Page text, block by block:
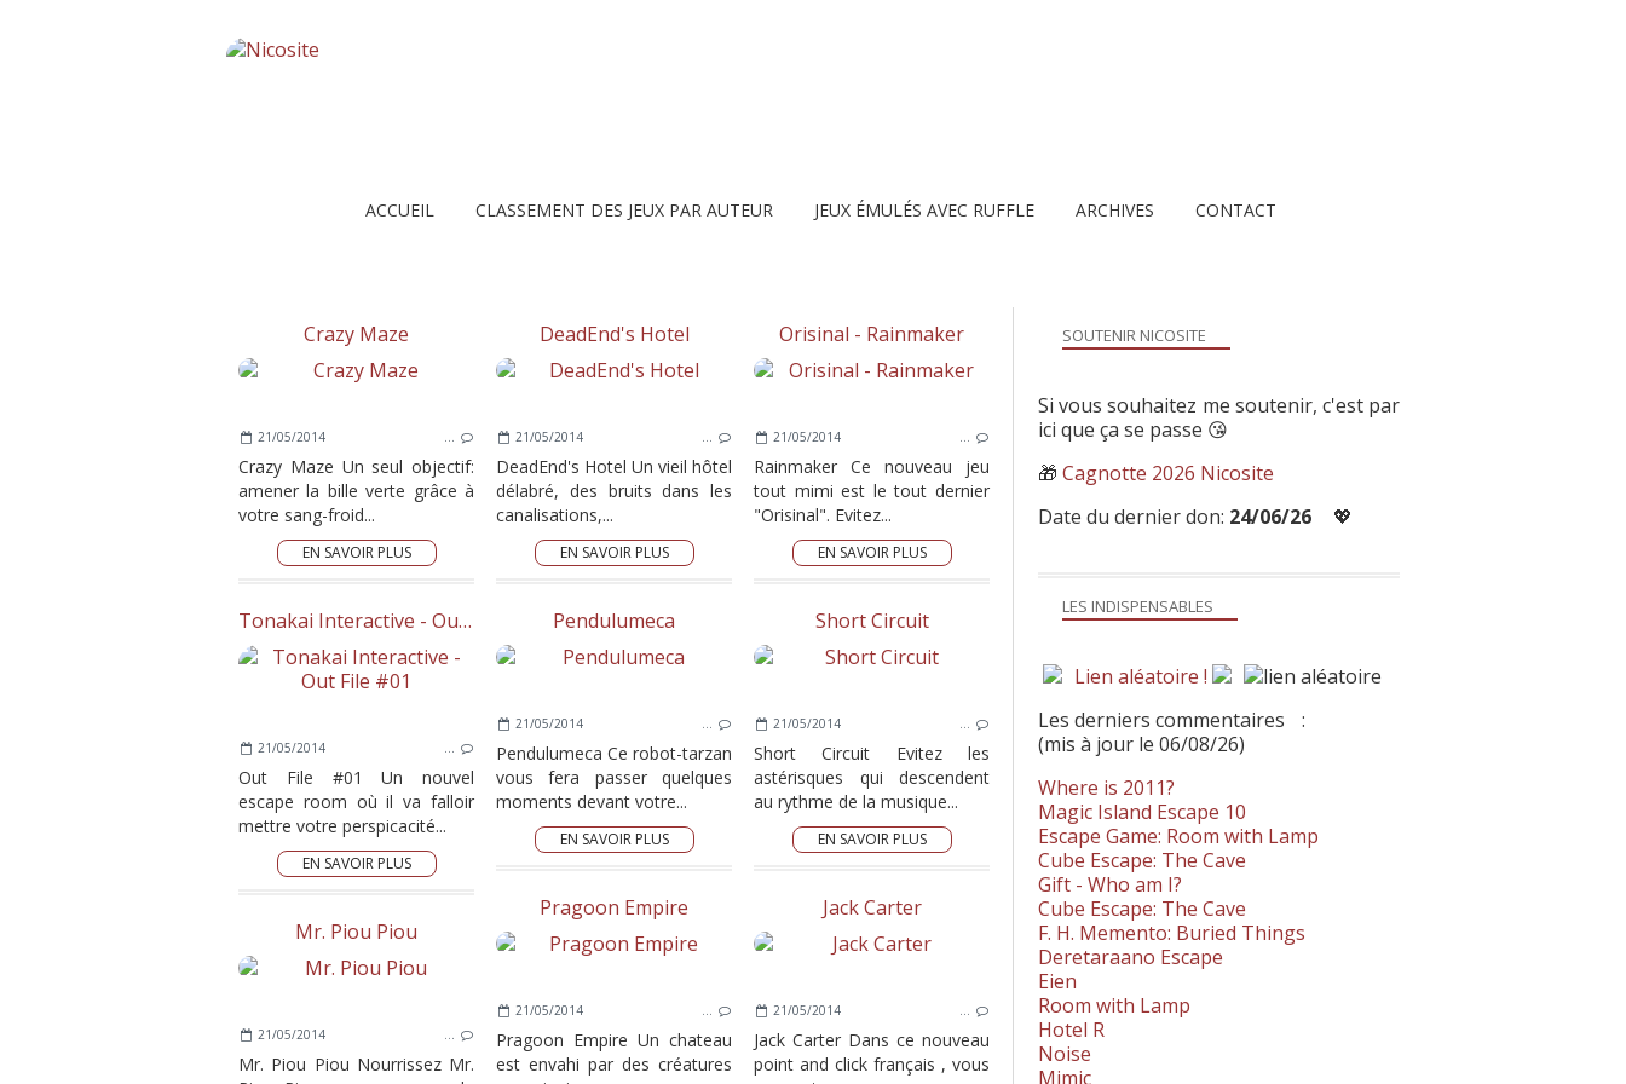
ACCUEIL CLASSEMENT DES JEUX PAR AUTEUR JEUX ÉMULÉS AVEC RUFFLE ARCHIVES CONTACT
Crazy Maze
21/05/2014 …
Crazy Maze Un seul objectif:
amener la bille verte grâce à
votre sang-froid...
EN SAVOIR PLUS
DeadEnd's Hotel
21/05/2014 …
DeadEnd's Hotel Un vieil hôtel
délabré, des bruits dans les
canalisations,...
EN SAVOIR PLUS
Orisinal - Rainmaker
21/05/2014 …
Rainmaker Ce nouveau jeu
tout mimi est le tout dernier
"Orisinal". Evitez...
EN SAVOIR PLUS
Tonakai Interactive - Out File #01
21/05/2014 …
Out File #01 Un nouvel
escape room où il va falloir
mettre votre perspicacité...
EN SAVOIR PLUS
Pendulumeca
21/05/2014 …
Pendulumeca Ce robot-tarzan
vous fera passer quelques
moments devant votre...
EN SAVOIR PLUS
Short Circuit
21/05/2014 …
Short Circuit Evitez les
astérisques qui descendent
au rythme de la musique...
EN SAVOIR PLUS
Pragoon Empire
21/05/2014 …
Pragoon Empire Un chateau
est envahi par des créatures
Jack Carter
21/05/2014 …
Jack Carter Dans ce nouveau
point and click français , vous
Mr. Piou Piou
21/05/2014 …
Mr. Piou Piou Nourrissez Mr.
LES INDISPENSABLES
Lien aléatoire !
Les derniers commentaires
:
(mis à jour le 06/08/26)
Where is 2011?
Magic Island Escape 10
Escape Game: Room with Lamp
Cube Escape: The Cave
Gift - Who am I?
Cube Escape: The Cave
F. H. Memento: Buried Things
Deretaraano Escape
Eien
Room with Lamp
Hotel R
Noise
Mimic
SOUTENIR NICOSITE
Si vous souhaitez me soutenir, c'est par
ici que ça se passe 😘
🎁 Cagnotte 2026 Nicosite
Date du dernier don: 24/06/26 💖